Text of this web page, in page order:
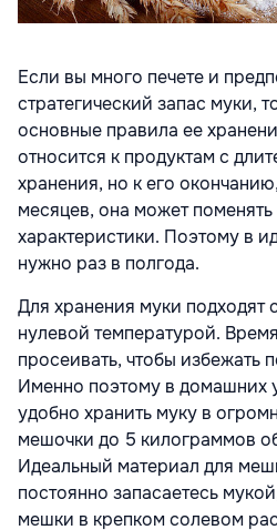
Если вы много печете и
стратегический запас муки,
основные правила ее
относится к продуктам с
хранения, но к его
месяцев, она может
характеристики. Поэтому в
нужно раз в полгода.
Для хранения муки подходят
нулевой температурой.
просеивать, чтобы избежать
Именно поэтому в домашних
удобно хранить муку в
мешочки до 5 килограммов
Идеальный материал для
постоянно запасаетесь
мешки в крепком солевом